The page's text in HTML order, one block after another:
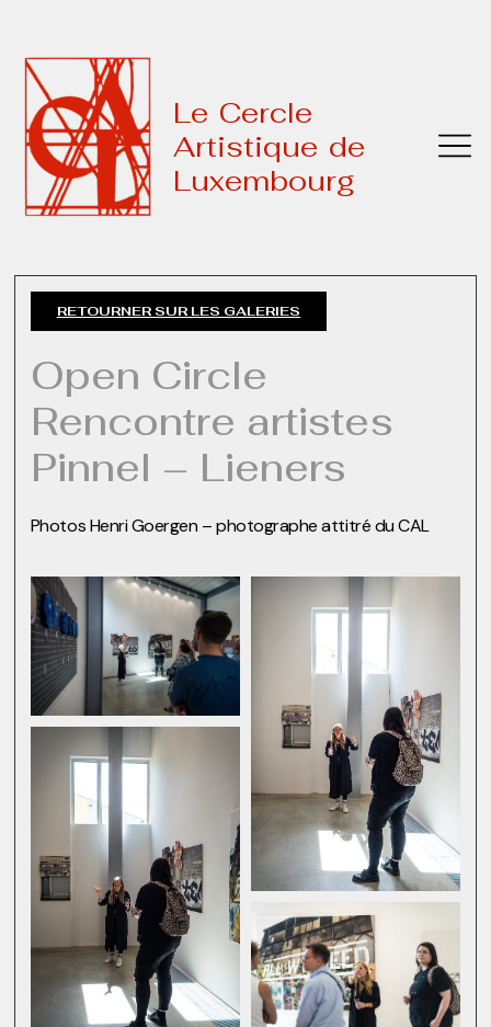
Le Cercle
Artistique de
Luxembourg
RETOURNER SUR LES GALERIES
Open Circle
Rencontre artistes
Pinnel – Lieners
Photos Henri Goergen – photographe attitré du CAL